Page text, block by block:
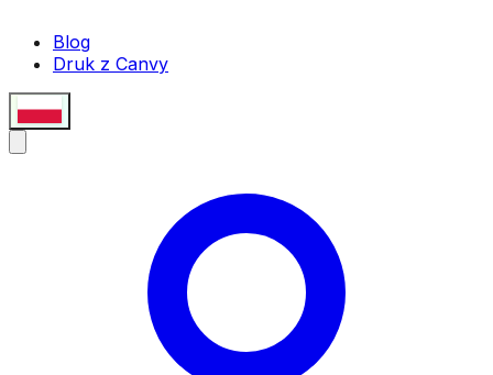
Blog
Druk z Canvy